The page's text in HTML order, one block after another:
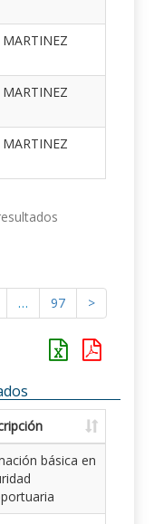
MARTINEZ
MARTINEZ
MARTINEZ
… 97 >
básica en